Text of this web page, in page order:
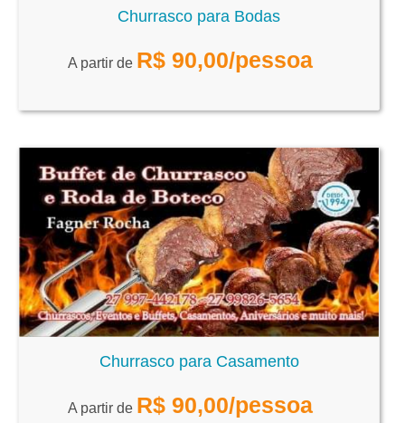
Churrasco para Bodas
A partir de R$ 90,00/pessoa
Churrasco para Casamento
A partir de R$ 90,00/pessoa